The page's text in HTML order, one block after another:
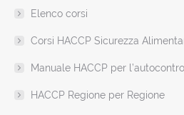
new
window
new
window
new
windowwindowwindowwindow
new
Elenco corsi
Corsi HACCP Sicurezza
Manuale HACCP per
HACCP Regione per Regione